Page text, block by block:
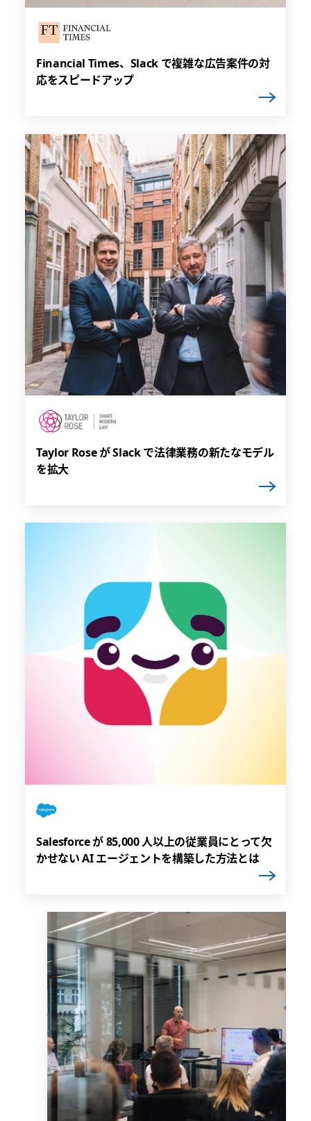
Financial Times、Slack で複雑な広告案件の対
応をスピードアップ
Taylor Rose が Slack で法律業務の新たなモデル
を拡大
Salesforce が 85,000 人以上の従業員にとって欠
かせない AI エージェントを構築した方法とは